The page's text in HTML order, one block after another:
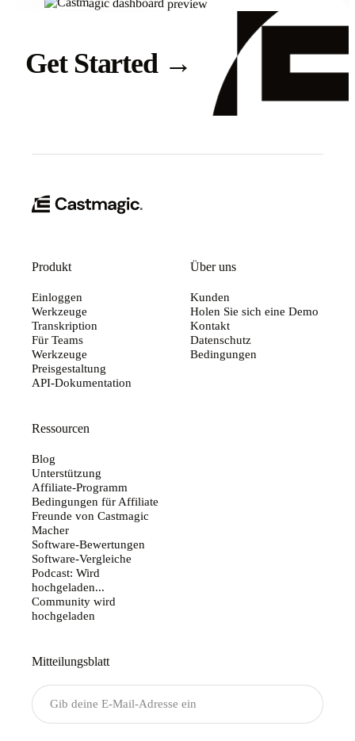
Get Started →
Produkt
Einloggen
Werkzeuge
Transkription
Für Teams
Werkzeuge
Preisgestaltung
API-Dokumentation
Über uns
Kunden
Holen Sie sich eine Demo
Kontakt
Datenschutz
Bedingungen
Ressourcen
Blog
Unterstützung
Affiliate-Programm
Bedingungen für Affiliate
Freunde von Castmagic
Macher
Software-Bewertungen
Software-Vergleiche
Podcast: Wird
hochgeladen...
Community wird
hochgeladen
Mitteilungsblatt